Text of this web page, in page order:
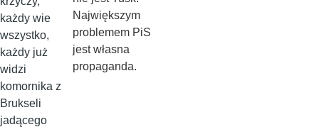
każdy wie
wszystko,
każdy już
widzi
komornika z
Brukseli
jadącego
Największym
problemem PiS
jest własna
propaganda.